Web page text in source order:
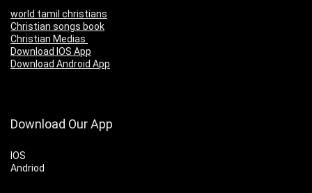
world tamil christians
Christian songs book
Christian Medias
Download IOS App
Download Android App
Download Our App
IOS
Andriod